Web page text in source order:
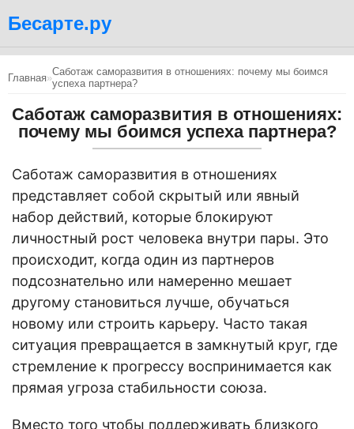
Бесарте.ру
Главная»Саботаж саморазвития в отношениях: почему мы боимся
успеха партнера?
Саботаж саморазвития в отношениях:
почему мы боимся успеха партнера?
Саботаж саморазвития в отношениях
представляет собой скрытый или явный
набор действий, которые блокируют
личностный рост человека внутри пары. Это
происходит, когда один из партнеров
подсознательно или намеренно мешает
другому становиться лучше, обучаться
новому или строить карьеру. Часто такая
ситуация превращается в замкнутый круг, где
стремление к прогрессу воспринимается как
прямая угроза стабильности союза.
Вместо того чтобы поддерживать близкого